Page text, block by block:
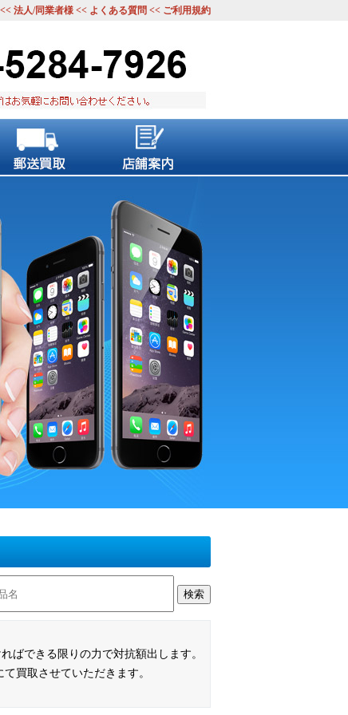
<< 法人/同業者様 << よくある質問 << ご利用規約
検索
ばできる限りの力で対抗額出します。
買取させていただきます。